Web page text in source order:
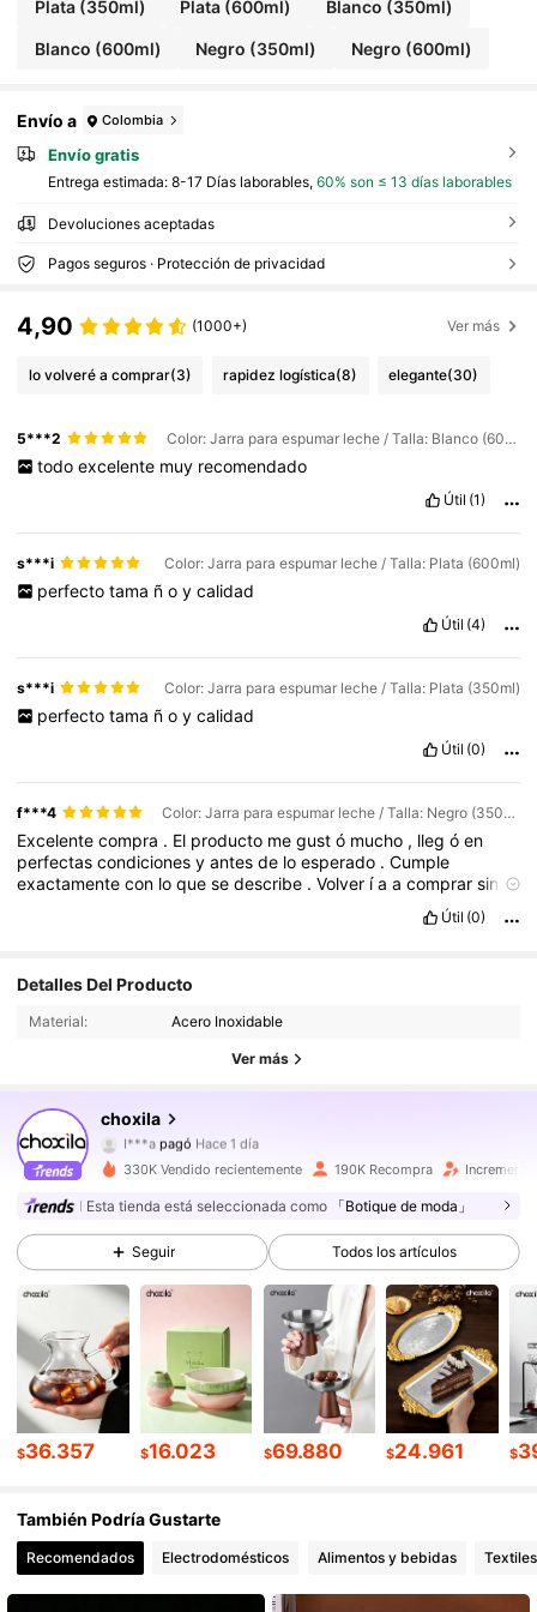
Plata (350ml) Plata (600ml) Blanco (350ml)
Blanco (600ml) Negro (350ml) Negro (600ml)
Envío a Colombia
Envío gratis
Entrega estimada: 8-17 Días laborables, 60% son ≤ 13 días laborables
Devoluciones aceptadas
Pagos seguros · Protección de privacidad
4,90 (1000+) Ver más
lo volveré a comprar(3) rapidez logística(8) elegante(30)
5***2 Color: Jarra para espumar leche / Talla: Blanco (600ml)
todo excelente muy recomendado
Útil (1)
s***i Color: Jarra para espumar leche / Talla: Plata (600ml)
perfecto tama ñ o y calidad
Útil (4)
s***i Color: Jarra para espumar leche / Talla: Plata (350ml)
perfecto tama ñ o y calidad
Útil (0)
f***4 Color: Jarra para espumar leche / Talla: Negro (350ml)
Excelentecompra . El producto megustó mucho , llegóen
perfectascondicionesyantesde loesperado .Cumple
exactamentecon loquesedescribe .Volver íaacomprarsin
Útil (0)
Detalles Del Producto
Material: Acero Inoxidable
Ver más
choxila
4,92
61K Seguidores
I***apagó Hace 1 día
m***dseguidoHace 2 horas
4,92 61K Seguidores
4,92 61K Seguidores
4,92 61K Seguidores
4,92 61K Seguidores
4,92 61K Seguidores
330K Vendido recientemente 190K Recompra
Esta tienda está seleccionada como 「Botique de moda」
Seguir Todos los artículos
$36.357 $16.023 $69.880 $24.961 $
También Podría Gustarte
Recomendados Electrodomésticos Alimentos y bebidas